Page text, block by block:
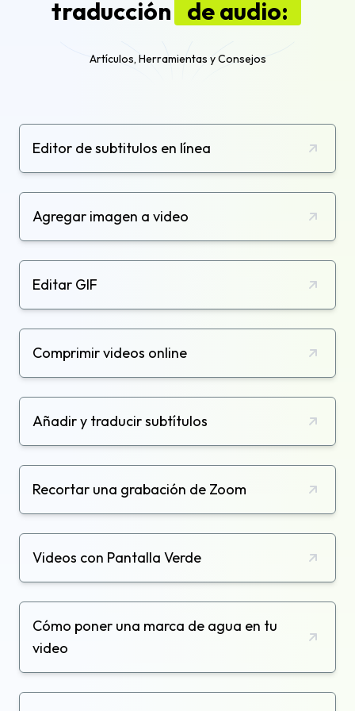
traducción de audio:
Artículos, Herramientas y Consejos
Editor de subtitulos en línea
Agregar imagen a video
Editar GIF
Comprimir videos online
Añadir y traducir subtítulos
Recortar una grabación de Zoom
Videos con Pantalla Verde
Cómo poner una marca de agua en tu
video